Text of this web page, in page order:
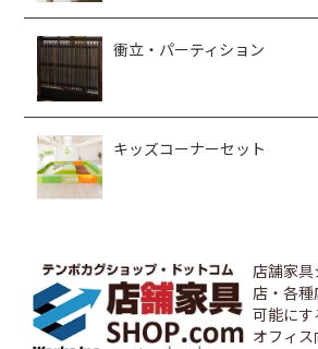
衝立・パーティション
キッズコーナーセット
店舗家
店・各種
可能にす
オフィ